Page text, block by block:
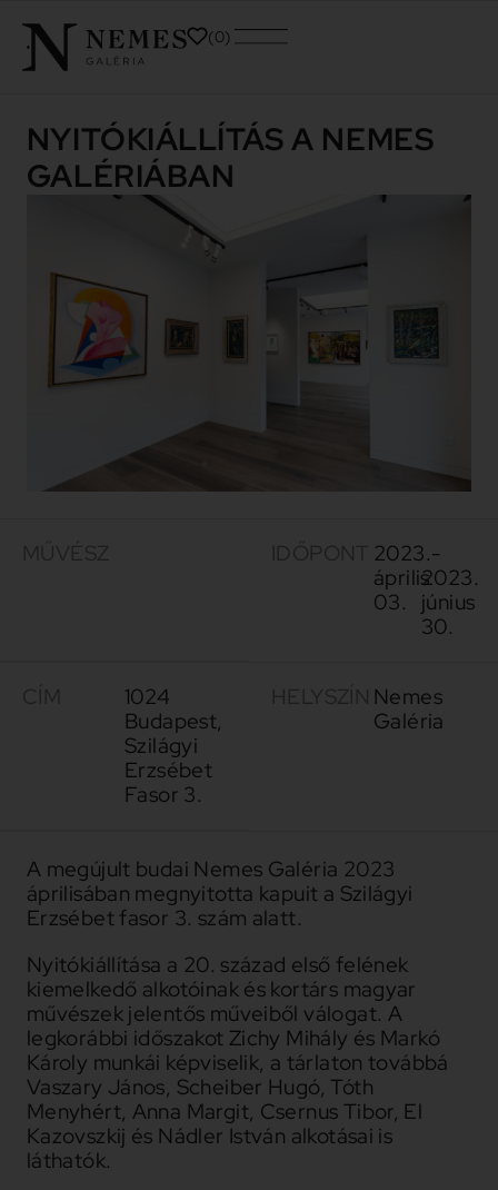
0
NYITÓKIÁLLÍTÁS A NEMES
GALÉRIÁBAN
2023.
április
03.
-
2023.
június
30.
1024
Budapest,
Szilágyi
Erzsébet
Fasor 3.
Nemes
Galéria
A megújult budai Nemes Galéria 2023
áprilisában megnyitotta kapuit a Szilágyi
Erzsébet fasor 3. szám alatt.
Nyitókiállítása a 20. század első felének
kiemelkedő alkotóinak és kortárs magyar
művészek jelentős műveiből válogat. A
legkorábbi időszakot Zichy Mihály és Markó
Károly munkái képviselik, a tárlaton továbbá
Vaszary János, Scheiber Hugó, Tóth
Menyhért, Anna Margit, Csernus Tibor, El
Kazovszkij és Nádler István alkotásai is
láthatók.